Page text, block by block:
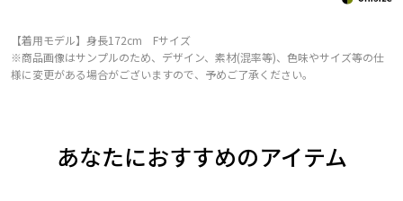
【着用モデル】身長172cm Fサイズ
※商品画像はサンプルのため、デザイン、素材(混率等)、色味やサイズ等の仕
様に変更がある場合がございますので、予めご了承ください。
あなたにおすすめのアイテム